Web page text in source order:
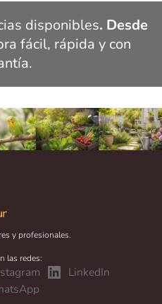
disponibles. Desde
fácil, rápida y con
y profesionales.
las redes:
LinkedIn